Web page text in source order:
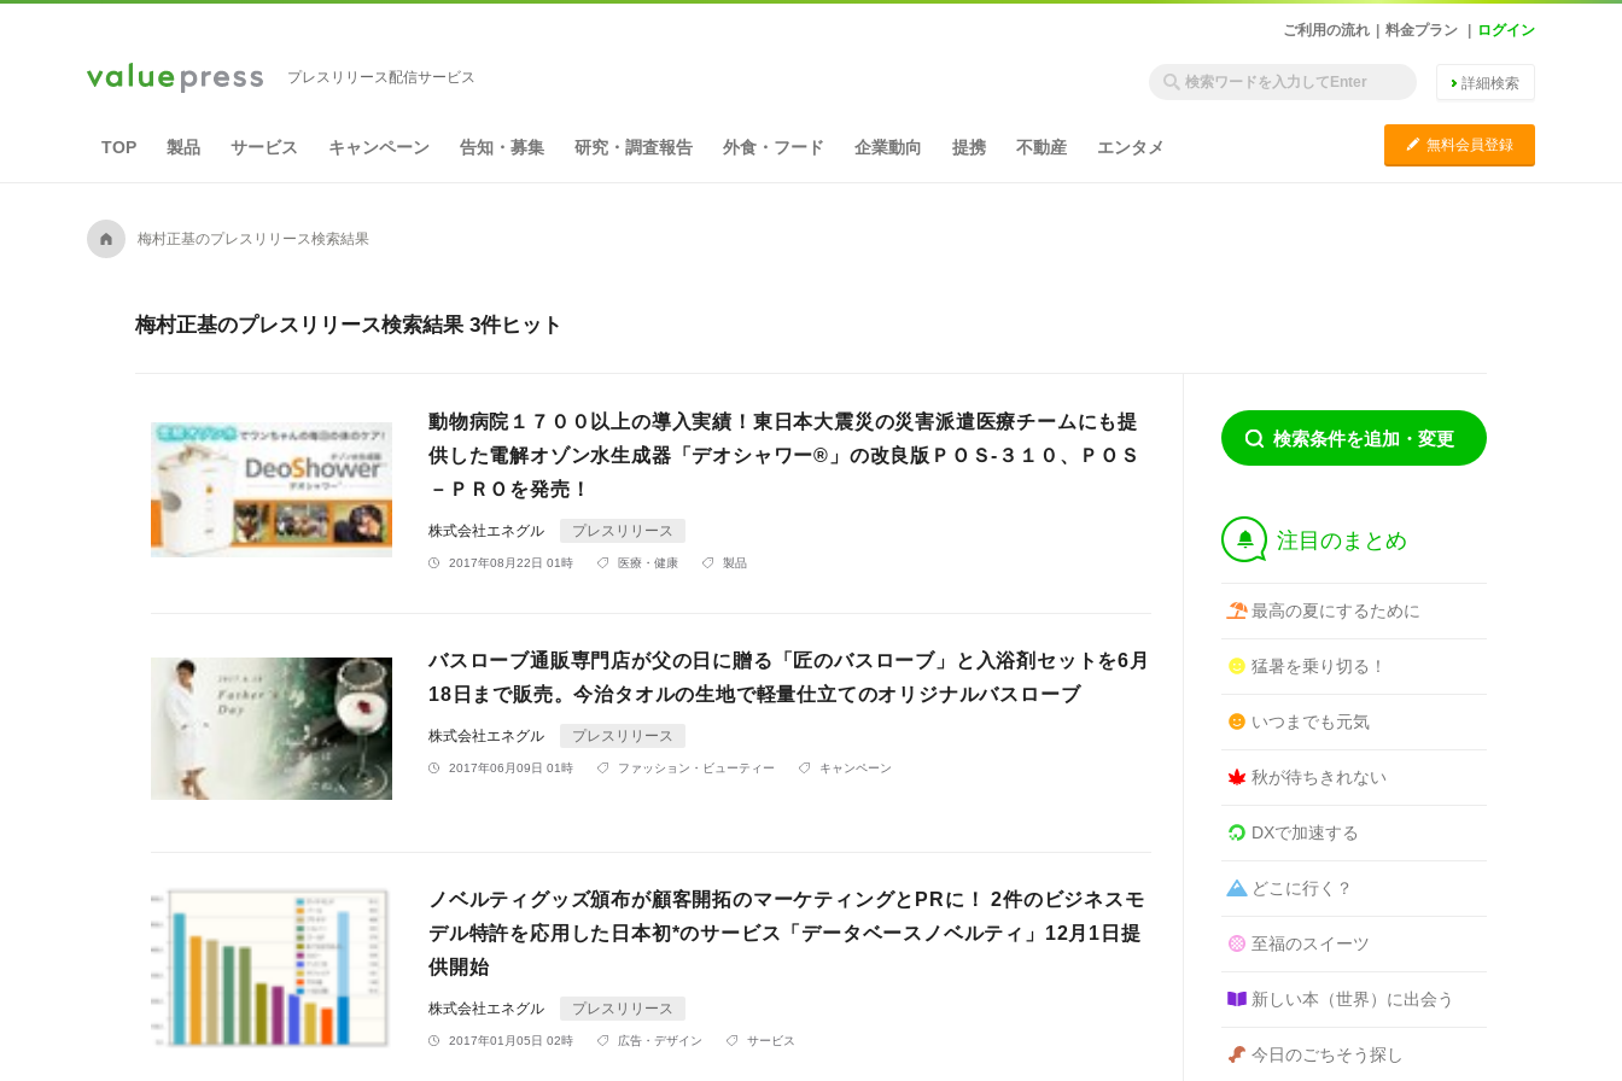
ご利用の流れ 料金プラン ログイン
プレスリリース配信サービス 詳細検索
TOP 製品 サービス キャンペーン 告知・募集 研究・調査報告 外食・フード 企業動向 提携 不動産 エンタメ C 無料会員登録
A 梅村正基のプレスリリース検索結果
梅村正基のプレスリリース検索結果 3件ヒット
動物病院１７００以上の導入実績！東日本大震災の災害派遣医療チームにも提
供した電解オゾン水生成器「デオシャワー®」の改良版ＰＯＳ-３１０、ＰＯＳ
－ＰＲＯを発売！
株式会社エネグル プレスリリース
2017年08月22日 01時 医療・健康 製品
バスローブ通販専門店が父の日に贈る「匠のバスローブ」と入浴剤セットを6月
18日まで販売。今治タオルの生地で軽量仕立てのオリジナルバスローブ
株式会社エネグル プレスリリース
2017年06月09日 01時 ファッション・ビューティー キャンペーン
ノベルティグッズ頒布が顧客開拓のマーケティングとPRに！ 2件のビジネスモ
デル特許を応用した日本初*のサービス「データベースノベルティ」12月1日提
供開始
株式会社エネグル プレスリリース
2017年01月05日 02時 広告・デザイン サービス
検索条件を追加・変更
† 注目のまとめ
最高の夏にするために
猛暑を乗り切る！
いつまでも元気
秋が待ちきれない
DXで加速する
どこに行く？
至福のスイーツ
新しい本（世界）に出会う
今日のごちそう探し